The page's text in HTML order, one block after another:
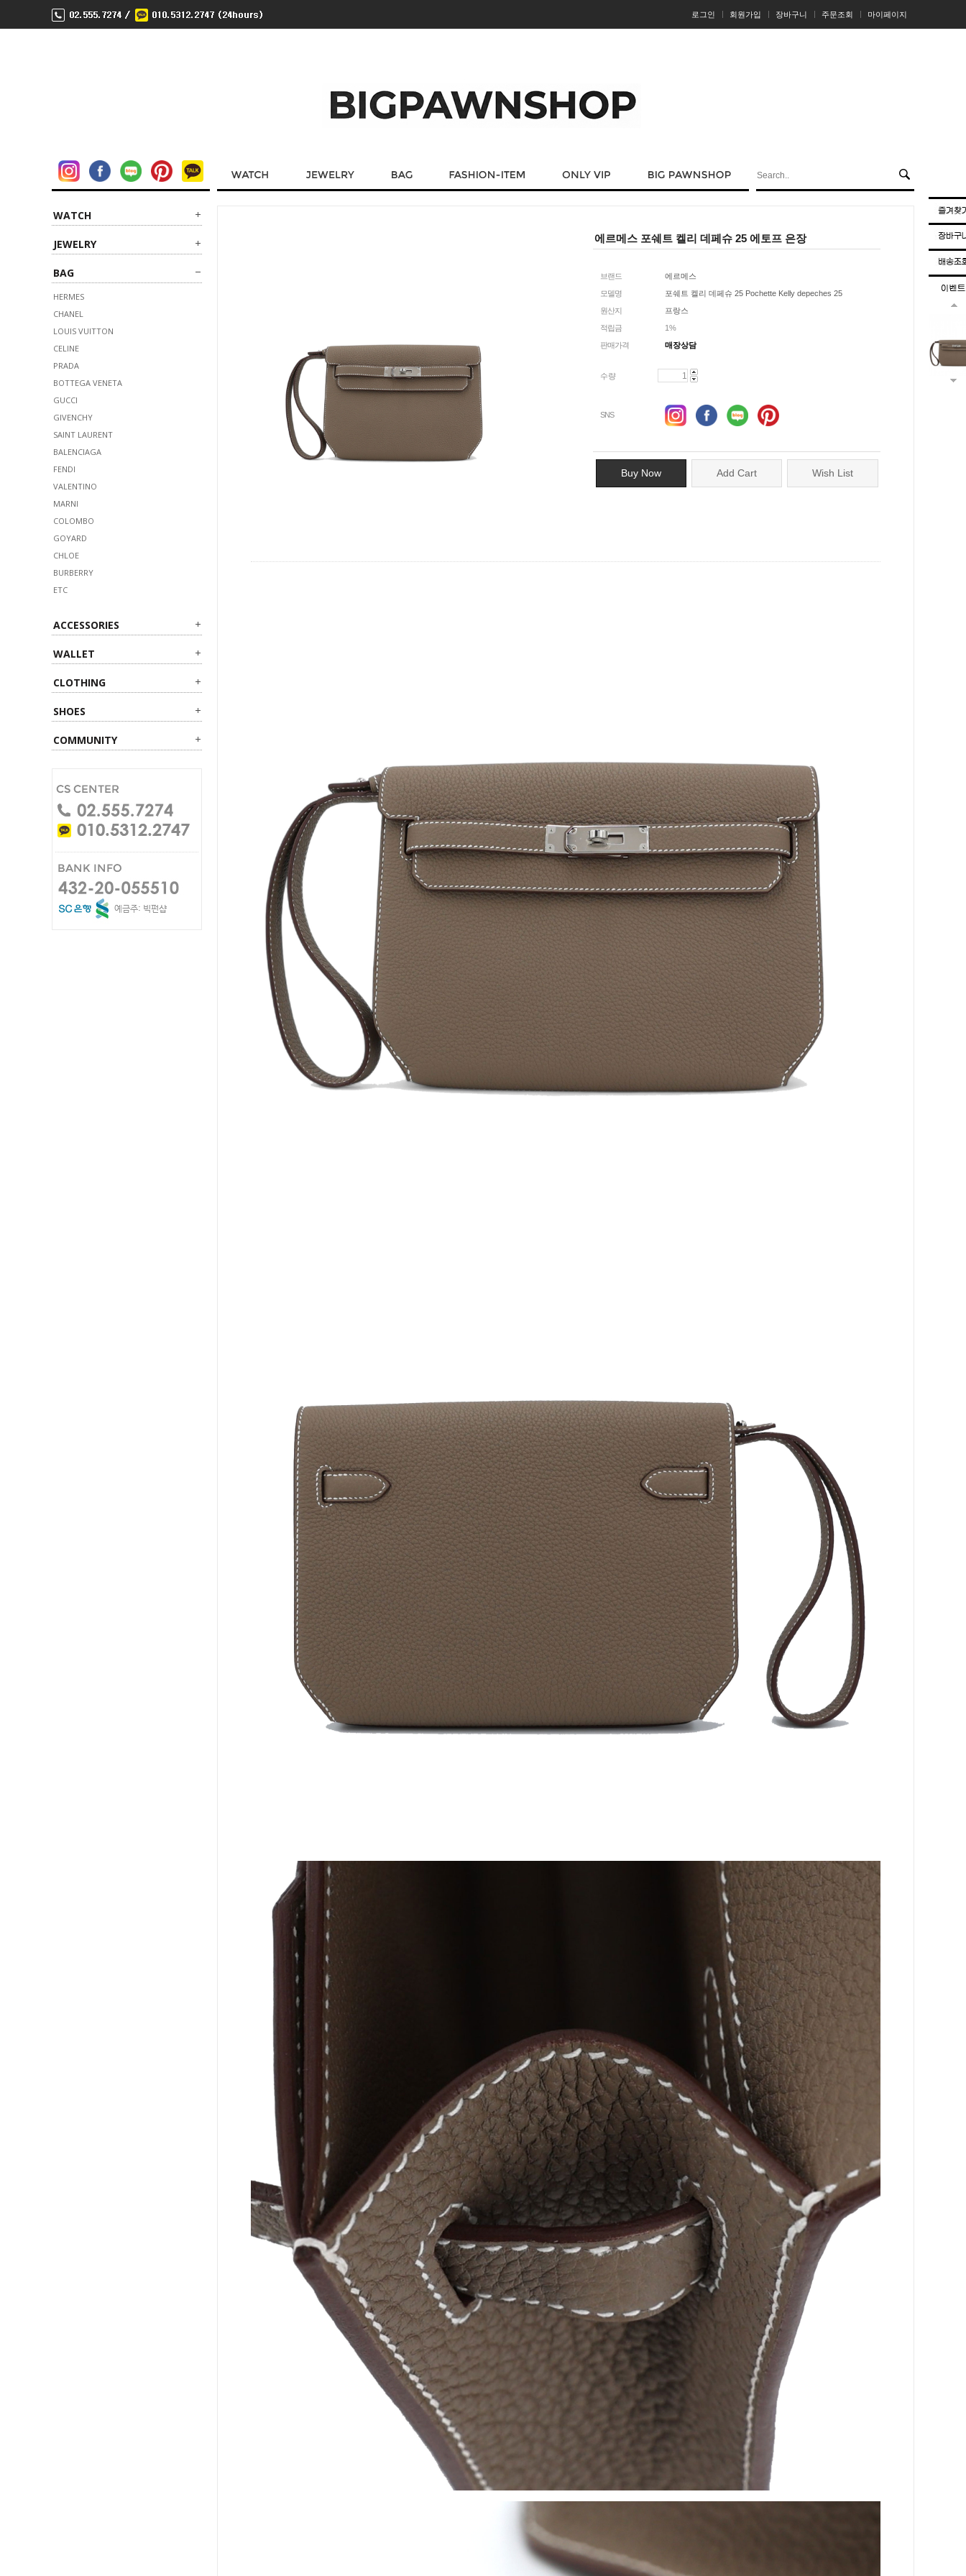
로그인 회원가입 장바구니 주문조회 마이페이지
WATCH
JEWELRY
BAG
HERMES
CHANEL
LOUIS VUITTON
CELINE
PRADA
BOTTEGA VENETA
GUCCI
GIVENCHY
SAINT LAURENT
BALENCIAGA
FENDI
VALENTINO
MARNI
COLOMBO
GOYARD
CHLOE
BURBERRY
ETC
ACCESSORIES
WALLET
CLOTHING
SHOES
COMMUNITY
에르메스 포쉐트 켈리 데페슈 25 에토프 은장
브랜드
에르메스
모델명
포쉐트 켈리 데페슈 25 Pochette Kelly depeches 25
원산지
프랑스
적립금
1%
판매가격
매장상담
수량
SNS
Buy Now Add Cart Wish List